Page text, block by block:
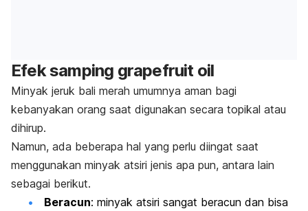
Efek samping grapefruit oil
Minyak jeruk bali merah umumnya aman bagi
kebanyakan orang saat digunakan secara topikal atau
dihirup.
Namun, ada beberapa hal yang perlu diingat saat
menggunakan minyak atsiri jenis apa pun, antara lain
sebagai berikut.
Beracun: minyak atsiri sangat beracun dan bisa